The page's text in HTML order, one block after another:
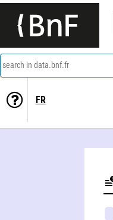
search in data.bnf.fr
FR